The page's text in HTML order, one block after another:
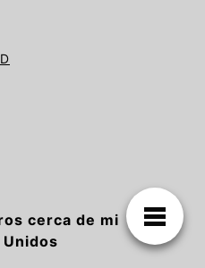
cerca de mi